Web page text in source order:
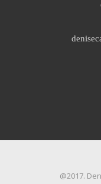
@2017.